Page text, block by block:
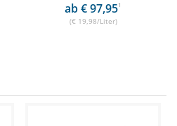
ab € 97,951
(€ 19,98/Liter)